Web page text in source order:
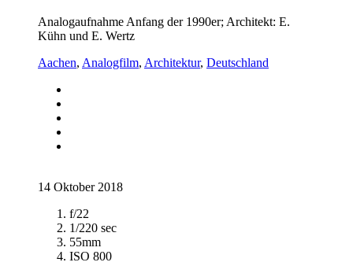
Analogaufnahme Anfang der 1990er; Architekt: E.
Kühn und E. Wertz
Aachen, Analogfilm, Architektur, Deutschland
14 Oktober 2018
f/22
1/220 sec
55mm
ISO 800